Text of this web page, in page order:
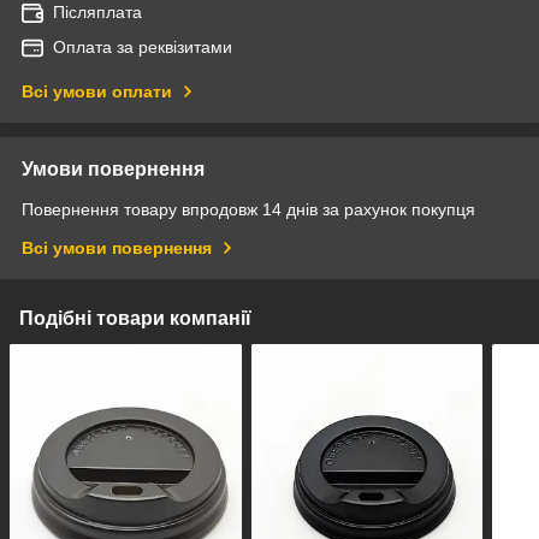
Післяплата
Оплата за реквізитами
Всі умови оплати
Умови повернення
Повернення товару впродовж 14 днів за рахунок покупця
Всі умови повернення
Подібні товари компанії